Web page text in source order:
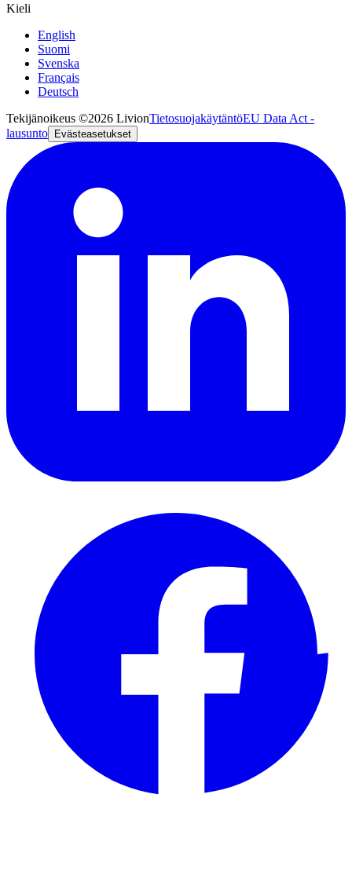
Kieli
English
Suomi
Svenska
Français
Deutsch
Tekijänoikeus ©2026 LivionTietosuojakäytäntöEU Data Act -
lausunto
Evästeasetukset